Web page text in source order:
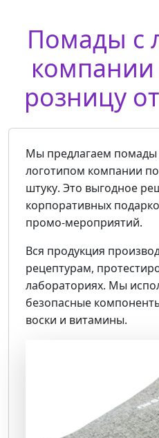
Помады с
розницу
Мы предлагаем помады
логотипом компании
штуку. Это выгодное
корпоративных
промо-мероприятий.
Вся продукция
рецептурам,
лабораториях. Мы
безопасные
воски и витамины.